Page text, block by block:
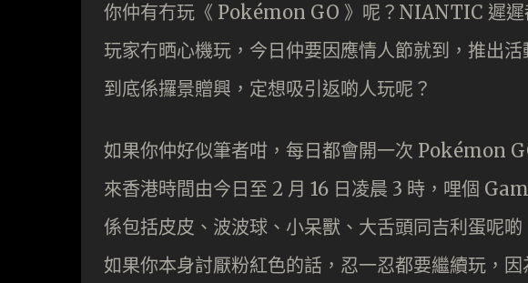
你仲有冇玩《 Pokémon GO 》呢？NIANTIC 遲遲
玩家冇晒心機玩，今日仲要因應情人節就到，推出
到底係攞景贈興，定想吸引返啲人玩呢？
如果你仲好似筆者咁，每日都會開一次 Pokémon
來香港時間由今日至 2 月 16 日凌晨 3 時，哩個
係包括皮皮、波波球、小呆獸、大舌頭同吉利蛋呢
如果你本身討厭粉紅色的話，忍一忍都要繼續玩，